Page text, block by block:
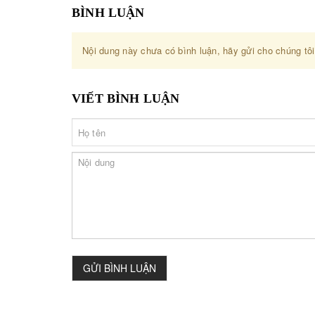
BÌNH LUẬN
Nội dung này chưa có bình luận, hãy gửi cho chúng
VIẾT BÌNH LUẬN
GỬI BÌNH LUẬN